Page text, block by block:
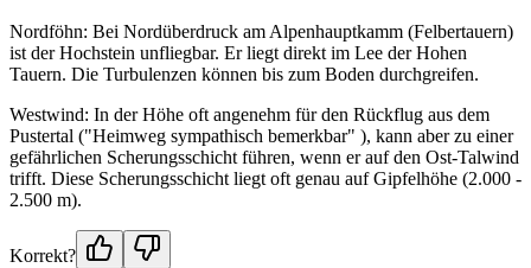
Nordföhn: Bei Nordüberdruck am Alpenhauptkamm (Felbertauern)
ist der Hochstein unfliegbar. Er liegt direkt im Lee der Hohen
Tauern. Die Turbulenzen können bis zum Boden durchgreifen.
Westwind: In der Höhe oft angenehm für den Rückflug aus dem
Pustertal ("Heimweg sympathisch bemerkbar" ), kann aber zu einer
gefährlichen Scherungsschicht führen, wenn er auf den Ost-Talwind
trifft. Diese Scherungsschicht liegt oft genau auf Gipfelhöhe (2.000 -
2.500 m).
Korrekt?